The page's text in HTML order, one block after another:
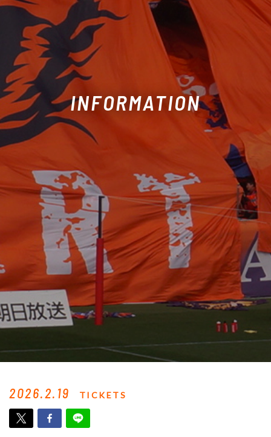
INFORMATION
2026.2.19 TICKETS